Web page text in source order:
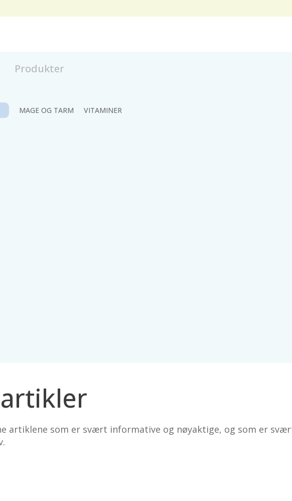
Produkter
MAGE OG TARM VITAMINER
artiklene som er svært informative og nøyaktige, og som er